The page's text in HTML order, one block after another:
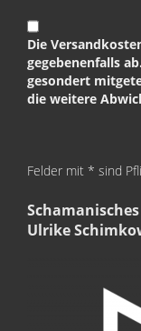
Die
gegebenenfalls
gesondert
die weitere
Felder mit * sind
Ulrike